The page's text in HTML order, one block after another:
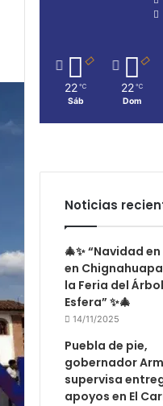
22 ℃
Sáb
22 ℃
Dom
Noticias
🎄✨ “Navidad
en
la Feria del
Esfera” ✨🎄
14/11/2025
Puebla de pie,
gobernador
supervisa
apoyos en El